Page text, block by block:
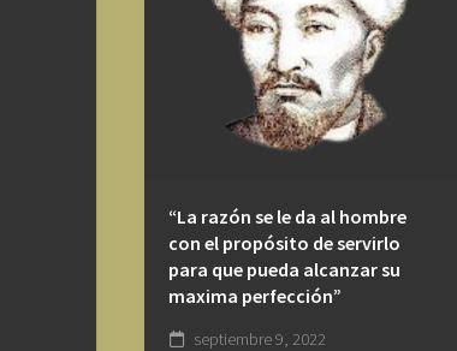
“La razón se le da al hombre
con el propósito de servirlo
para que pueda alcanzar su
maxima perfección”
septiembre 9, 2022